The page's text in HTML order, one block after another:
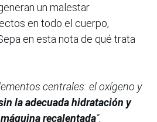
un malestar
en todo el cuerpo,
en esta nota de qué trata
centrales: el oxígeno y
la adecuada hidratación y
recalentada”,